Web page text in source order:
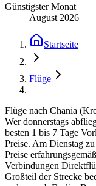
Günstigster Monat
August 2026
Startseite
Flüge
Flüge nach Chania
Wer donnerstags
besten 1 bis 7 Tage
Preise. Am Dienstag
Preise
Verbindungen
Großteil der Strecke